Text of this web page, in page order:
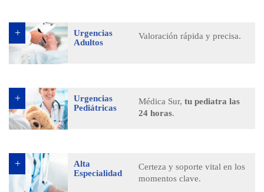
Urgencias
Adultos
Valoración rápida y precisa.
Urgencias
Pediátricas
Médica Sur, tu pediatra las
24 horas.
Alta
Especialidad
Certeza y soporte vital en los
momentos clave.